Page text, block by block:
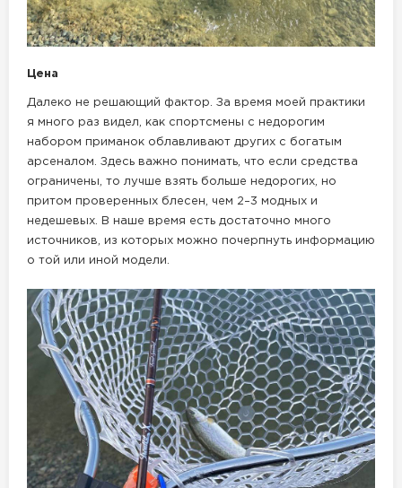
Цена
Далеко не решающий фактор. За время моей практики
я много раз видел, как спортсмены с недорогим
набором приманок облавливают других с богатым
арсеналом. Здесь важно понимать, что если средства
ограничены, то лучше взять больше недорогих, но
притом проверенных блесен, чем 2–3 модных и
недешевых. В наше время есть достаточно много
источников, из которых можно почерпнуть информацию
о той или иной модели.